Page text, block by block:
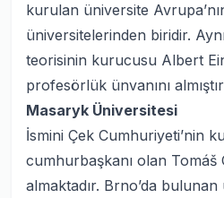
kurulan üniversite
üniversitelerinden biridir.
teorisinin kurucusu Albert
profesörlük ünvanını
Masaryk Üniversitesi
İsmini Çek Cumhuriyeti’nin
cumhurbaşkanı olan
almaktadır. Brno’da bulunan